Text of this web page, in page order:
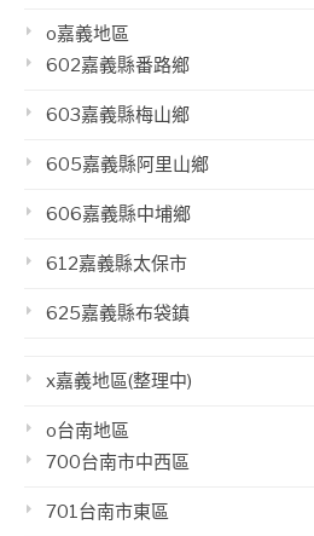
o嘉義地區
602嘉義縣番路鄉
603嘉義縣梅山鄉
605嘉義縣阿里山鄉
606嘉義縣中埔鄉
612嘉義縣太保市
625嘉義縣布袋鎮
x嘉義地區(整理中)
o台南地區
700台南市中西區
701台南市東區